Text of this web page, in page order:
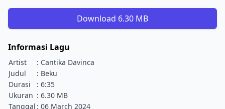
Download 6.30 MB
Informasi Lagu
Artist
: Cantika Davinca
Judul
: Beku
Durasi
: 6:35
Ukuran : 6.30 MB
Tanggal : 06 March 2024